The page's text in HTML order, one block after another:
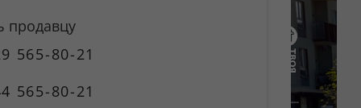
продавцу
565-80-21
565-80-21